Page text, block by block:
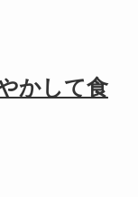
かして食